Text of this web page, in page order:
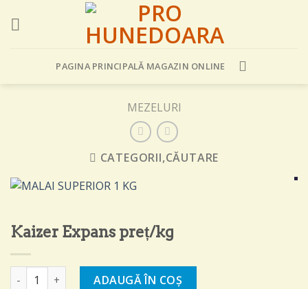
PAGINA PRINCIPALĂ MAGAZIN ONLINE
MEZELURI
CATEGORII,CĂUTARE
Kaizer Expans preț/kg
Cantitate Kaizer Expans preț/kg
ADAUGĂ ÎN COȘ